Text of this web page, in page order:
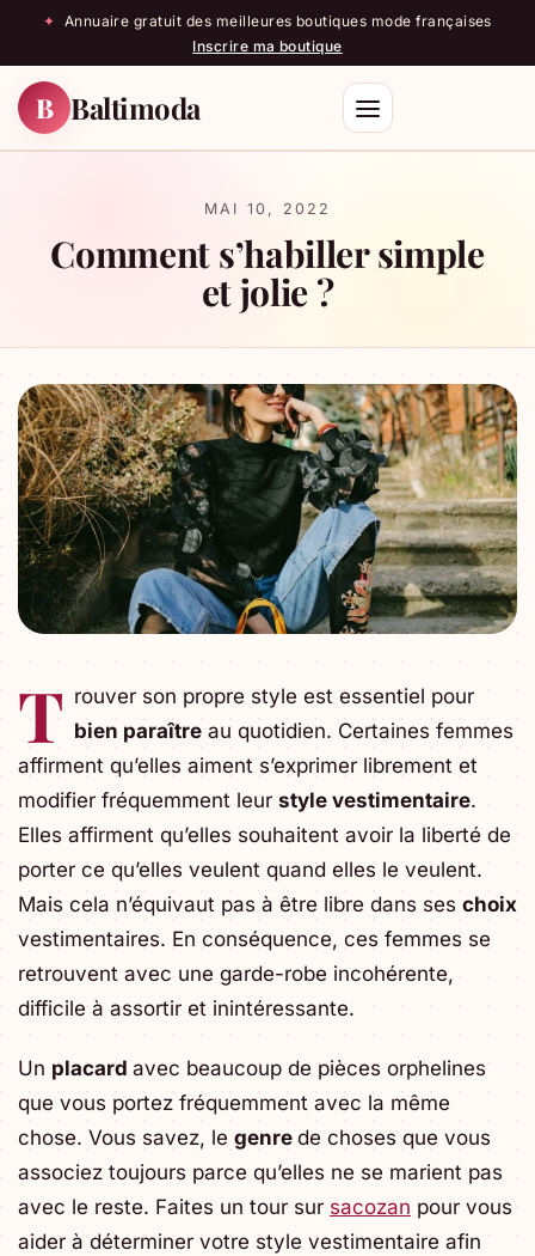
✦ Annuaire gratuit des meilleures boutiques mode françaises
Inscrire ma boutique
B Baltimoda
MAI 10, 2022
Comment s’habiller simple
et jolie ?
T rouver son propre style est essentiel pour
bien paraître au quotidien. Certaines femmes
affirment qu’elles aiment s’exprimer librement et
modifier fréquemment leur style vestimentaire.
Elles affirment qu’elles souhaitent avoir la liberté de
porter ce qu’elles veulent quand elles le veulent.
Mais cela n’équivaut pas à être libre dans ses choix
vestimentaires. En conséquence, ces femmes se
retrouvent avec une garde-robe incohérente,
difficile à assortir et inintéressante.
Un placard avec beaucoup de pièces orphelines
que vous portez fréquemment avec la même
chose. Vous savez, le genre de choses que vous
associez toujours parce qu’elles ne se marient pas
avec le reste. Faites un tour sur sacozan pour vous
aider à déterminer votre style vestimentaire afin